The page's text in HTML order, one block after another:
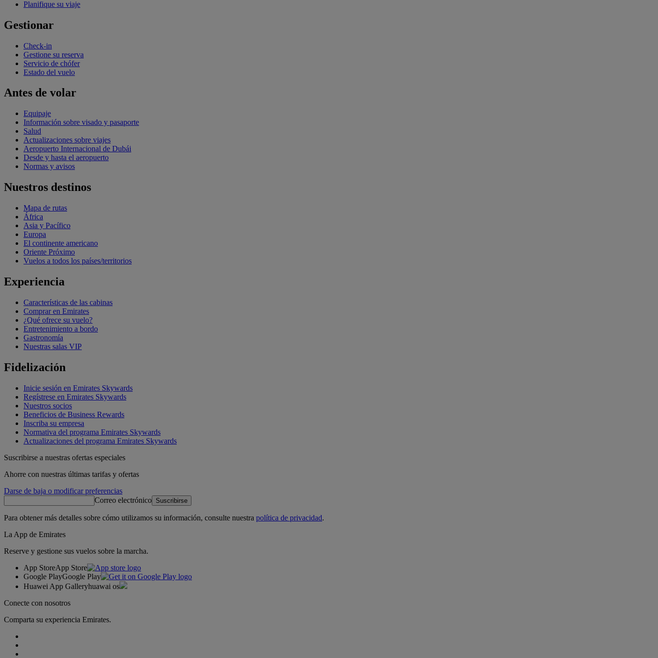
Planifique su viaje
Gestionar
Check-in
Gestione su reserva
Servicio de chófer
Estado del vuelo
Antes de volar
Equipaje
Información sobre visado y pasaporte
Salud
Actualizaciones sobre viajes
Aeropuerto Internacional de Dubái
Desde y hasta el aeropuerto
Normas y avisos
Nuestros destinos
Mapa de rutas
África
Asia y Pacífico
Europa
El continente americano
Oriente Próximo
Vuelos a todos los países/territorios
Experiencia
Características de las cabinas
Comprar en Emirates
¿Qué ofrece su vuelo?
Entretenimiento a bordo
Gastronomía
Nuestras salas VIP
Fidelización
Inicie sesión en Emirates Skywards
Regístrese en Emirates Skywards
Nuestros socios
Beneficios de Business Rewards
Inscriba su empresa
Normativa del programa Emirates Skywards
Actualizaciones del programa Emirates Skywards
Suscribirse a nuestras ofertas especiales
Ahorre con nuestras últimas tarifas y ofertas
Darse de baja o modificar preferencias
Correo electrónico Suscribirse
Para obtener más detalles sobre cómo utilizamos su información, consulte nuestra política de privacidad.
La App de Emirates
Reserve y gestione sus vuelos sobre la marcha.
App StoreApp Store
Google PlayGoogle Play
Huawei App Galleryhuawai os
Conecte con nosotros
Comparta su experiencia Emirates.